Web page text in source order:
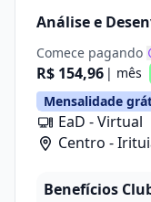
Análise e
Comece pagando
R$ 154,96 | mês
Mensalidade
EaD - Virtual
Centro -
Benefícios